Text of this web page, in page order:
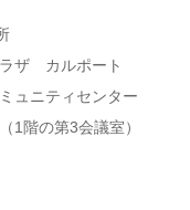
ザ カルポート
ュニティセンター
1階の第3会議室）